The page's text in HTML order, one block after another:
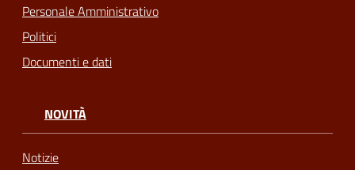
Personale Amministrativo
Politici
Documenti e dati
NOVITÀ
Notizie